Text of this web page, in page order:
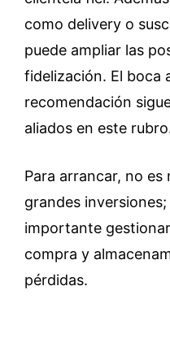
como delivery o
puede ampliar las
fidelización. El boca
recomendación
aliados en este
Para arrancar, no
grandes
importante
compra y
pérdidas.